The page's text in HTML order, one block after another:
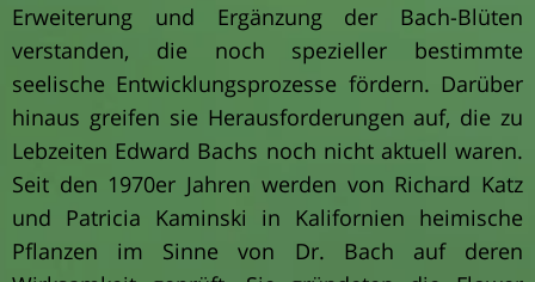
Erweiterung und Ergänzung der Bach-Blüten
verstanden, die noch spezieller bestimmte
seelische Entwicklungsprozesse fördern. Darüber
hinaus greifen sie Herausforderungen auf, die zu
Lebzeiten Edward Bachs noch nicht aktuell waren.
Seit den 1970er Jahren werden von Richard Katz
und Patricia Kaminski in Kalifornien heimische
Pflanzen im Sinne von Dr. Bach auf deren